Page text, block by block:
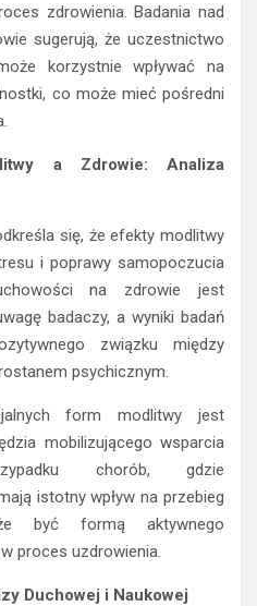
zdrowienia. Badania nad
sugerują, że uczestnictwo
korzystnie wpływać na
co może mieć pośredni
a Zdrowie: Analiza
się, że efekty modlitwy
i poprawy samopoczucia
na zdrowie jest
badaczy, a wyniki badań
związku między
psychicznym.
form modlitwy jest
mobilizującego wsparcia
chorób, gdzie
istotny wpływ na przebieg
być formą aktywnego
proces uzdrowienia.
Duchowej i Naukowej